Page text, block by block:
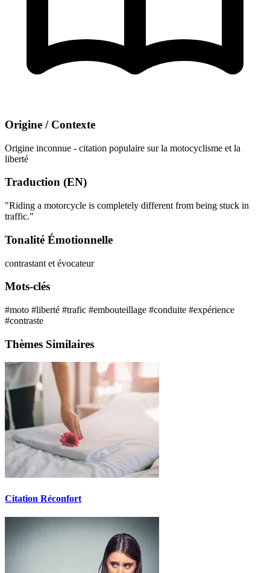
Origine / Contexte
Origine inconnue - citation populaire sur la motocyclisme et la
liberté
Traduction (EN)
"Riding a motorcycle is completely different from being stuck in
traffic."
Tonalité Émotionnelle
contrastant et évocateur
Mots-clés
#moto #liberté #trafic #embouteillage #conduite #expérience
#contraste
Thèmes Similaires
Citation Réconfort